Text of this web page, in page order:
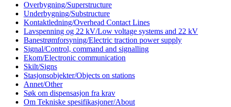
Overbygning/Superstructure
Underbygning/Substructure
Kontaktledning/Overhead Contact Lines
Lavspenning og 22 kV/Low voltage systems and 22 kV
Banestrømforsyning/Electric traction power supply
Signal/Control, command and signalling
Ekom/Electronic communication
Skilt/Signs
Stasjonsobjekter/Objects on stations
Annet/Other
Søk om dispensasjon fra krav
Om Tekniske spesifikasjoner/About